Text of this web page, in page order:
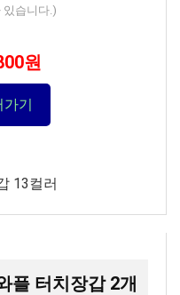
습니다.)
원
가기
13컬러
플 터치장갑 2개